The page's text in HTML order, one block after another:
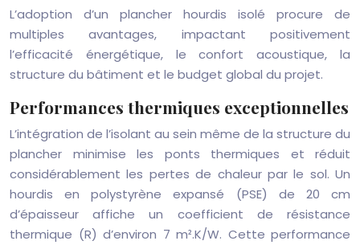
L’adoption d’un plancher hourdis isolé procure de
multiples avantages, impactant positivement
l’efficacité énergétique, le confort acoustique, la
structure du bâtiment et le budget global du projet.
Performances thermiques exceptionnelles
L’intégration de l’isolant au sein même de la structure du
plancher minimise les ponts thermiques et réduit
considérablement les pertes de chaleur par le sol. Un
hourdis en polystyrène expansé (PSE) de 20 cm
d’épaisseur affiche un coefficient de résistance
thermique (R) d’environ 7 m².K/W. Cette performance